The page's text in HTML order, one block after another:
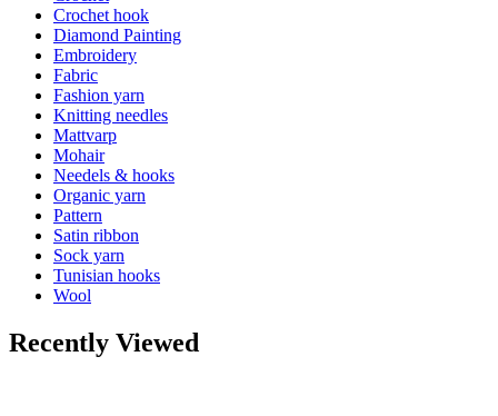
Crochet hook
Diamond Painting
Embroidery
Fabric
Fashion yarn
Knitting needles
Mattvarp
Mohair
Needels & hooks
Organic yarn
Pattern
Satin ribbon
Sock yarn
Tunisian hooks
Wool
Recently Viewed